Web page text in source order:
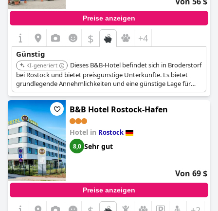
Preise anzeigen
$ +4
Günstig
KI-generiert
Dieses B&B-Hotel befindet sich in Broderstorf
bei Rostock und bietet preisgünstige Unterkünfte. Es bietet
grundlegende Annehmlichkeiten und eine günstige Lage für
Reisende, die eine erschwingliche Unterkunft außerhalb des
Stadtzentrums suchen.
B&B Hotel Rostock-Hafen
Hotel in Rostock
8,0 Sehr gut
Von 69 $
Preise anzeigen